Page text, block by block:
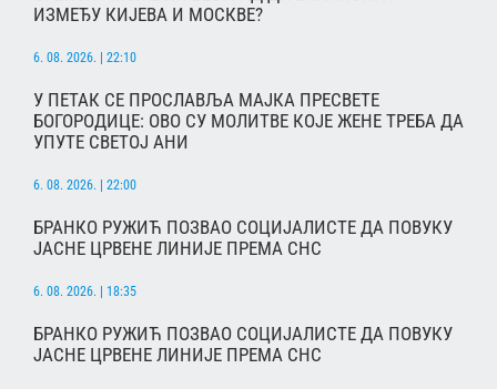
ИЗМЕЂУ КИЈЕВА И МОСКВЕ?
6. 08. 2026. | 22:10
У ПЕТАК СЕ ПРОСЛАВЉА МАЈКА ПРЕСВЕТЕ
БОГОРОДИЦЕ: ОВО СУ МОЛИТВЕ КОЈЕ ЖЕНЕ ТРЕБА ДА
УПУТЕ СВЕТОЈ АНИ
6. 08. 2026. | 22:00
БРАНКО РУЖИЋ ПОЗВАО СОЦИЈАЛИСТЕ ДА ПОВУКУ
ЈАСНЕ ЦРВЕНЕ ЛИНИЈЕ ПРЕМА СНС
6. 08. 2026. | 18:35
БРАНКО РУЖИЋ ПОЗВАО СОЦИЈАЛИСТЕ ДА ПОВУКУ
ЈАСНЕ ЦРВЕНЕ ЛИНИЈЕ ПРЕМА СНС